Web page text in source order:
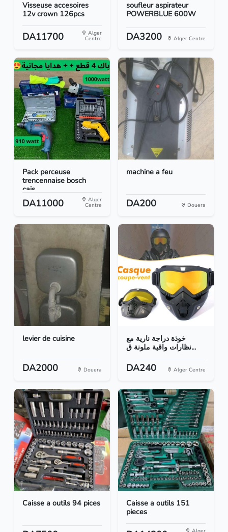
Visseuse accesoires
12v crown 126pcs
DA11700 Alger
Centre
soufleur aspirateur
POWERBLUE 600W
DA3200 Alger Centre
Pack perceuse
trencennaise bosch
cais...
DA11000 Alger
Centre
machine a feu
DA200 Douera
levier de cuisine
DA2000 Douera
خوذة دراجة نارية مع
نظارات واقية ملونة ق...
DA240 Alger Centre
Caisse a outils 94 pices
Caisse a outils 151
pieces